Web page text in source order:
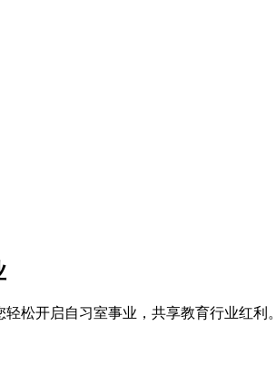
松开启自习室事业，共享教育行业红利。